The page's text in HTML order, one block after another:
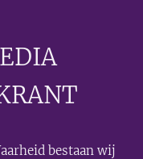
🟣
bestaan wij